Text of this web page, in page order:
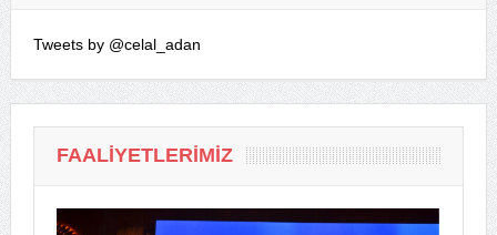
Tweets by @celal_adan
FAALIYETLERIMIZ